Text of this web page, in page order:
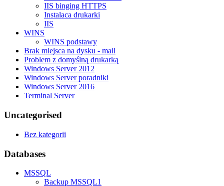
IIS binging HTTPS
Instalaca drukarki
IIS
WINS
WINS podstawy
Brak miejsca na dysku - mail
Problem z domyślną drukarką
Windows Server 2012
Windows Server poradniki
Windows Server 2016
Terminal Server
Uncategorised
Bez kategorii
Databases
MSSQL
Backup MSSQL1